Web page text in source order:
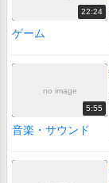
22:24
ゲーム
no image
5:55
音楽・サウンド